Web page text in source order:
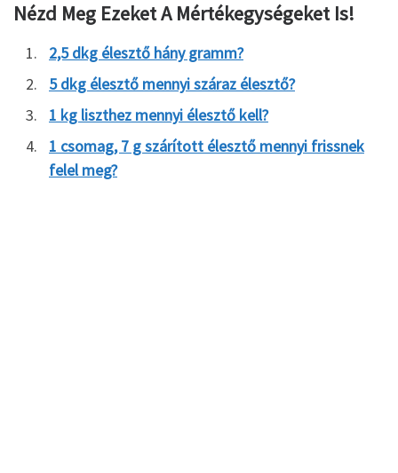
Nézd Meg Ezeket A Mértékegységeket Is!
2,5 dkg élesztő hány gramm?
5 dkg élesztő mennyi száraz élesztő?
1 kg liszthez mennyi élesztő kell?
1 csomag, 7 g szárított élesztő mennyi frissnek
felel meg?